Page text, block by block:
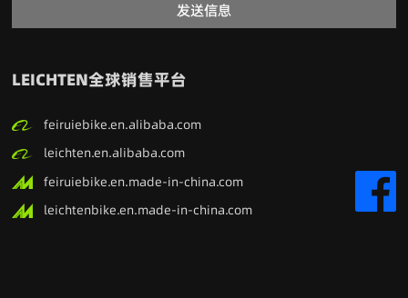
发送信息
LEICHTEN全球销售平台
feiruiebike.en.alibaba.com
leichten.en.alibaba.com
feiruiebike.en.made-in-china.com
leichtenbike.en.made-in-china.com